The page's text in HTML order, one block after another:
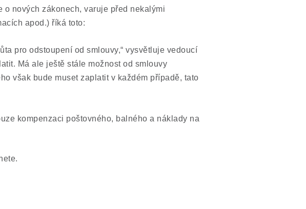
nových zákonech, varuje před nekalými
apod.) říká toto:
pro odstoupení od smlouvy,“ vysvětluje vedoucí
Má ale ještě stále možnost od smlouvy
však bude muset zaplatit v každém případě, tato
kompenzaci poštovného, balného a náklady na